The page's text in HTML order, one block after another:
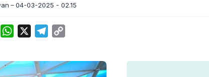
04-03-2025 - 02.15
TwitterWhatsApp Telegram